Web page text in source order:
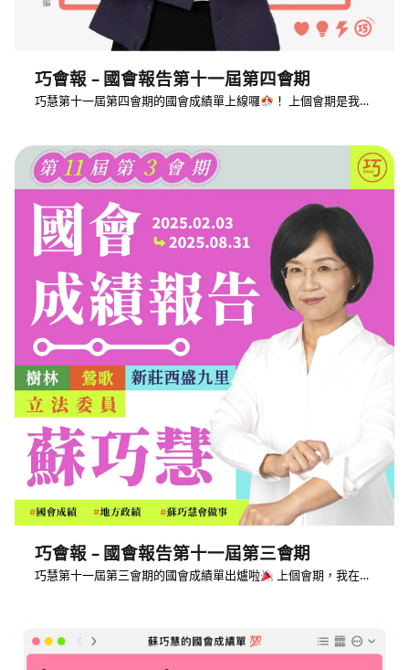
巧會報 – 國會報告第十一屆第四會期
巧慧第十一屆第四會期的國會成績單上線囉 ！ 上個會期是我…
巧會報 – 國會報告第十一屆第三會期
巧慧第十一屆第三會期的國會成績單出爐啦 上個會期，我在…